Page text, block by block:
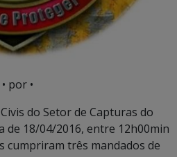
• por •
do Setor de Capturas do
de 18/04/2016, entre 12h00min
cumpriram três mandados de